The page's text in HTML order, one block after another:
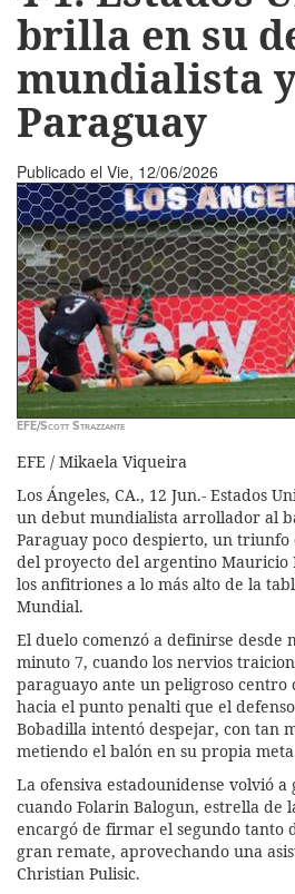
brilla en su
mundialista
Paraguay
Publicado el Vie, 12/06/2026
EFE/Scott Strazzante
EFE / Mikaela Viqueira
Los Ángeles, CA., 12 Jun.- Estados
un debut mundialista arrollador al
Paraguay poco despierto, un
del proyecto del argentino Mauricio
los anfitriones a lo más alto de la
Mundial.
El duelo comenzó a definirse desde
minuto 7, cuando los nervios
paraguayo ante un peligroso centro
hacia el punto penalti que el
Bobadilla intentó despejar, con tan
metiendo el balón en su propia
La ofensiva estadounidense volvió
cuando Folarin Balogun, estrella de
encargó de firmar el segundo tanto
gran remate, aprovechando una
Christian Pulisic.